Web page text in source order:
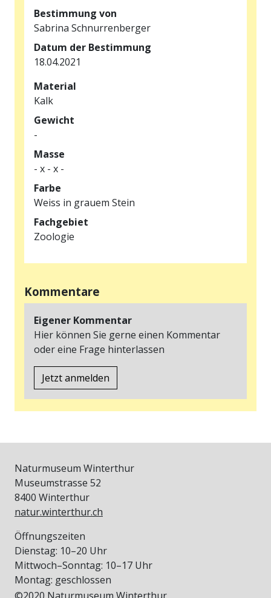
Bestimmung von
Sabrina Schnurrenberger
Datum der Bestimmung
18.04.2021
Material
Kalk
Gewicht
-
Masse
- x - x -
Farbe
Weiss in grauem Stein
Fachgebiet
Zoologie
Kommentare
Eigener Kommentar
Hier können Sie gerne einen Kommentar
oder eine Frage hinterlassen
Jetzt anmelden
Naturmuseum Winterthur
Museumstrasse 52
8400 Winterthur
natur.winterthur.ch
Öffnungszeiten
Dienstag: 10–20 Uhr
Mittwoch–Sonntag: 10–17 Uhr
Montag: geschlossen